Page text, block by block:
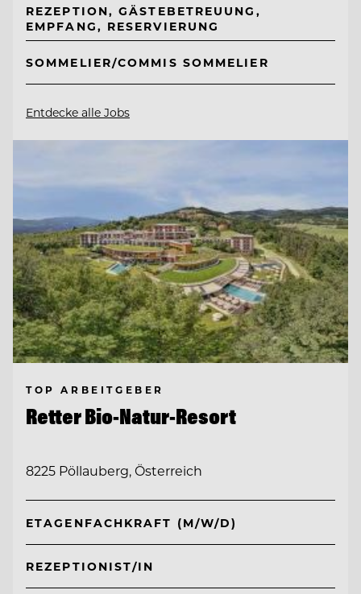
REZEPTION, GÄSTEBETREUUNG,
EMPFANG, RESERVIERUNG
SOMMELIER/COMMIS SOMMELIER
Entdecke alle Jobs
TOP ARBEITGEBER
Retter Bio-Natur-Resort
8225 Pöllauberg, Österreich
ETAGENFACHKRAFT (M/W/D)
REZEPTIONIST/IN